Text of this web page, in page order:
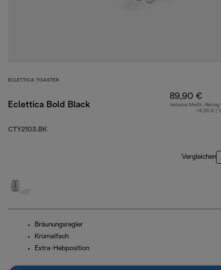
ECLETTICA TOASTER
Eclettica Bold Black
CTY2103.BK
89,90 €
Inklusive MwSt.-Betrag
14,35 € (
Vergleichen
Bräunungsregler
Krümelfach
Extra-Hebposition